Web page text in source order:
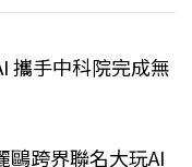
攜手中科院完成無
鷗跨界聯名大玩AI